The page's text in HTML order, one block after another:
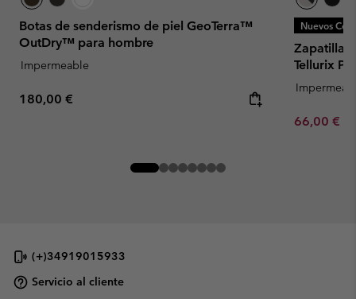
Botas de senderismo de piel GeoTerra™
OutDry™ para hombre
Impermeable
Regular price:
180,00 €
Nuevos
Zapatillas
Tellurix
Minimum
66,00 €
(+)34919015933
Servicio al cliente